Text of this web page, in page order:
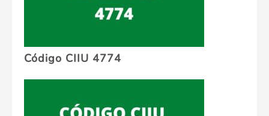
Código CIIU 4774